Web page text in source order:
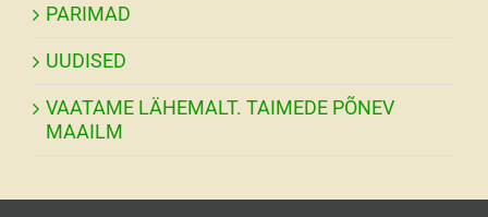
PARIMAD
UUDISED
VAATAME LÄHEMALT. TAIMEDE PÕNEV
MAAILM